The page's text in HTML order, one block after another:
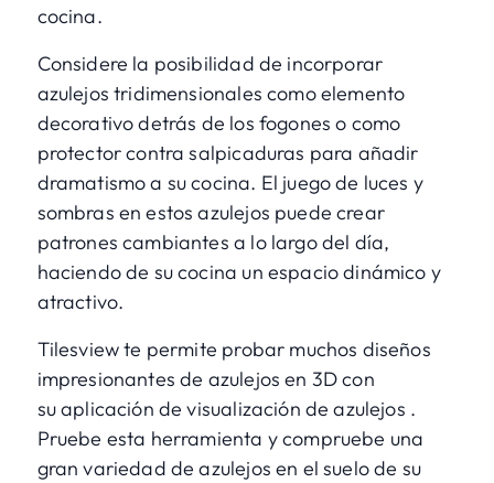
cocina.
Considere la posibilidad de incorporar
azulejos tridimensionales como elemento
decorativo detrás de los fogones o como
protector contra salpicaduras para añadir
dramatismo a su cocina. El juego de luces y
sombras en estos azulejos puede crear
patrones cambiantes a lo largo del día,
haciendo de su cocina un espacio dinámico y
atractivo.
Tilesview te permite probar muchos diseños
impresionantes de azulejos en 3D con
suaplicación de visualización de azulejos .
Pruebe esta herramienta y compruebe una
gran variedad de azulejos en el suelo de su